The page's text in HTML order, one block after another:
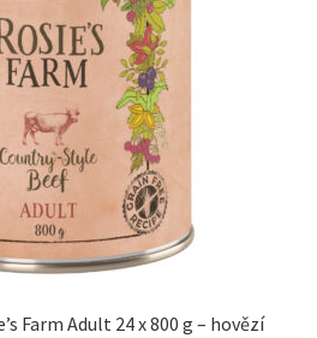
Farm Adult 24 x 800 g – hovězí